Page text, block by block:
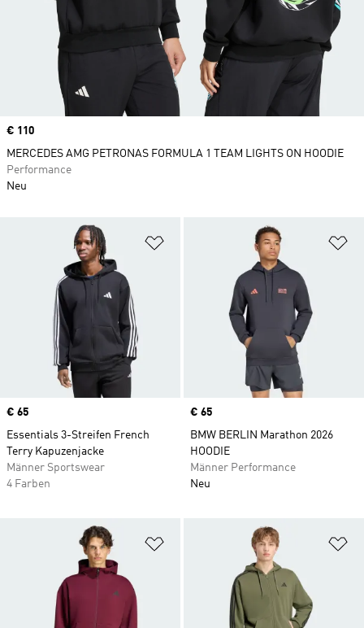
Zur Wunschliste hinzufügen
Price
€ 65
Essentials 3-Streifen French
Terry Kapuzenjacke
Männer Sportswear
4 Farben
Price
€ 65
BMW BERLIN Marathon 2026
HOODIE
Männer Performance
Neu
Zur Wunschliste hinzufügen
Price
€ 110
MERCEDES AMG PETRONAS FORMULA 1 TEAM LIGHTS ON HOODIE
Performance
Neu